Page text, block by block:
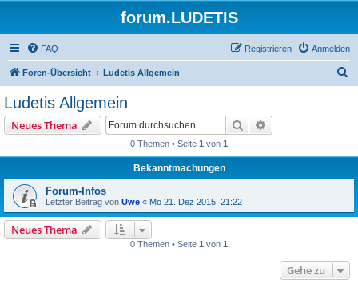
forum.LUDETIS
FAQ Anmelden
Registrieren
Foren-Übersicht Ludetis Allgemein
Ludetis Allgemein
Neues Thema Suche
0 Themen • Seite 1 von 1
Bekanntmachungen
Forum-Infos
Letzter Beitrag von Uwe « Mo 21. Dez 2015, 21:22
Neues Thema
0 Themen • Seite 1 von 1
Gehe zu